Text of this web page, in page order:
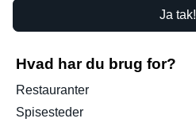
Ja tak!
Hvad har du brug for?
Restauranter
Spisesteder